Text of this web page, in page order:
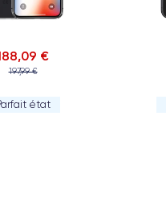
€
197,99 €
état